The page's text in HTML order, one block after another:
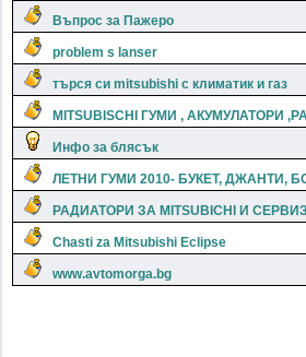
Въпрос за Пажеро
problem s lanser
търся си mitsubishi с климатик и газ
MITSUBISCHI ГУМИ , АКУМУЛАТОРИ
Инфо за блясък
ЛЕТНИ ГУМИ 2010- БУКЕТ, ДЖАНТИ,
РАДИАТОРИ ЗА MITSUBICHI И
Chasti za Mitsubishi Eclipse
www.avtomorga.bg